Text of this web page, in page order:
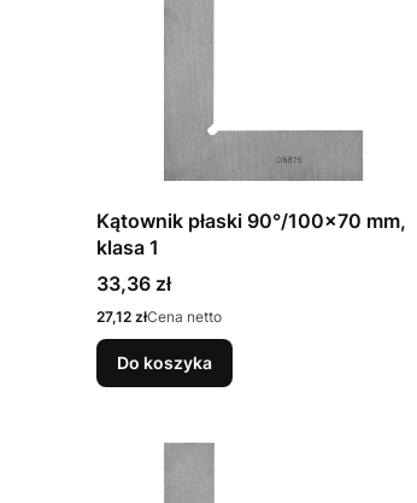
Kątownik płaski 90°/100x70 mm,
klasa 1
Cena
33,36 zł
Cena
27,12 złCena netto
Do koszyka